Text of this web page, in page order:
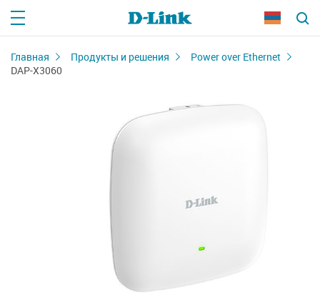
Главная Продукты и решения
Power over Ethernet
DAP-X3060